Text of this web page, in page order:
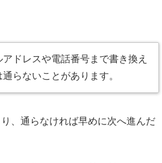
ドレスや電話番号まで書き換え
らないことがあります。
、通らなければ早めに次へ進んだ